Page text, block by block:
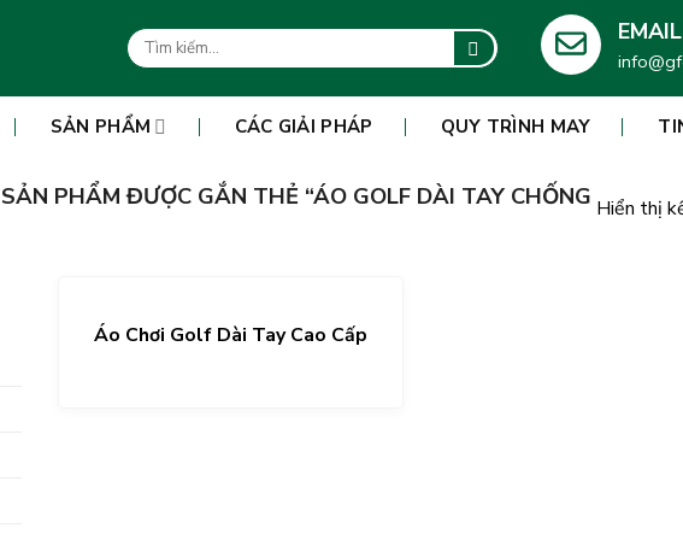
Tìm
kiếm:
EMAIL
SẢN PHẨM CÁC GIẢI PHÁP QUY TRÌNH MAY
SẢN PHẨM ĐƯỢC GẮN THẺ “ÁO GOLF DÀI TAY CHỐNG Hiển thị
Áo Chơi Golf Dài Tay Cao Cấp